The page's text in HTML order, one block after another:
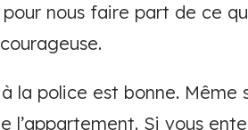
nous faire part de ce
police est bonne. Même
l’appartement. Si vous